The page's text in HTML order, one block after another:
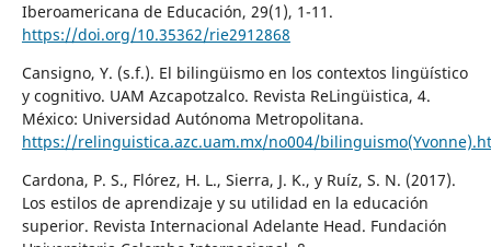
Iberoamericana de Educación, 29(1), 1-11.
https://doi.org/10.35362/rie2912868
Cansigno, Y. (s.f.). El bilingüismo en los contextos lingüístico
y cognitivo. UAM Azcapotzalco. Revista ReLingüistica, 4.
México: Universidad Autónoma Metropolitana.
https://relinguistica.azc.uam.mx/no004/
Cardona, P. S., Flórez, H. L., Sierra, J. K., y Ruíz, S. N. (2017).
Los estilos de aprendizaje y su utilidad en la educación
superior. Revista Internacional Adelante Head. Fundación